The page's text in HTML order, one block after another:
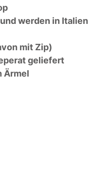
werden in Italien
mit Zip)
geliefert
Ärmel